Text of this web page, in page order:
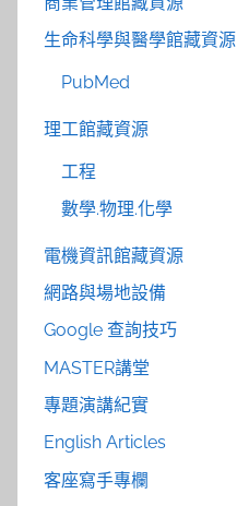
生命科學與醫學館藏資源
PubMed
理工館藏資源
工程
數學.物理.化學
電機資訊館藏資源
網路與場地設備
Google 查詢技巧
MASTER講堂
專題演講紀實
English Articles
客座寫手專欄